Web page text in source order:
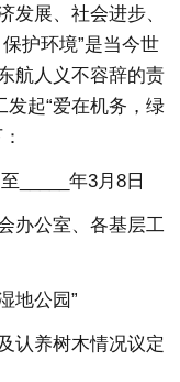
发展、社会进步、
护环境”是当今世
航人义不容辞的责
发起“爱在机务，绿
_____年3月8日
办公室、各基层工
地公园”
认养树木情况议定